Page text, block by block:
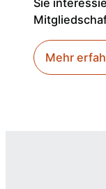
Sie
Mehr